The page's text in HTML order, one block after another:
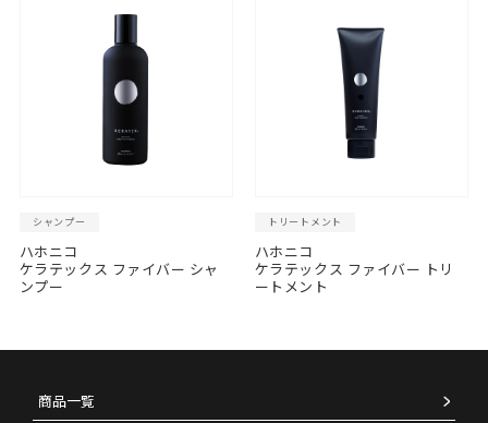
シャンプー
ハホニコ
ケラテックス ファイバー シャ
ンプー
トリートメント
ハホニコ
ケラテックス ファイバー トリ
ートメント
商品一覧